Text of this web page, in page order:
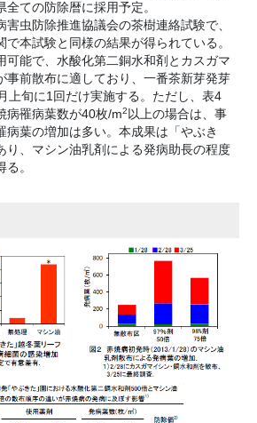
ての防除暦に採用予定。
害虫防除推進協議会の茶樹連絡試験で、
で本試験と同様の結果が得られている。
可能で、水酸化第二銅水和剤とカスガマ
事前散布に適しており、一番茶新芽発芽
上旬に1回だけ実施する。ただし、表4
病罹病葉数が40枚/m2 以上の場合は、事
病葉の増加は多い。本成果は「やぶき
り、マシン油乳剤による発病助長の程度
。